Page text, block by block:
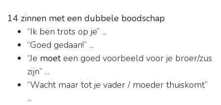
14 zinnen met een dubbele boodschap
“Ik ben trots op je” ...
“Goed gedaan!” ...
“Je moeteen goed voorbeeld voor je broer/zus
zijn” ...
“Wacht maar tot je vader / moeder thuiskomt”
...